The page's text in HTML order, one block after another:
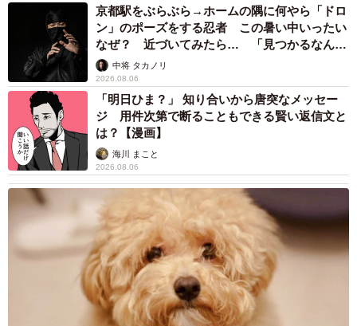
京都駅をぶらぶら→ホームの隅に何やら「ドロ
ン」のポーズをする忍者 この暑い中いったい
なぜ？ 近づいてみたら… 「見つかるなんて
未熟」中将 タカノリ
2026.08.06
「明日ひま？」 知り合いから唐突なメッセー
ジ 用件次第で断ることもできる賢い返信文と
は？【漫画】
海川 まこと
2026.08.06